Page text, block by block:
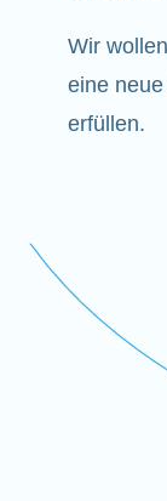
Wir
eine
erfüllen.